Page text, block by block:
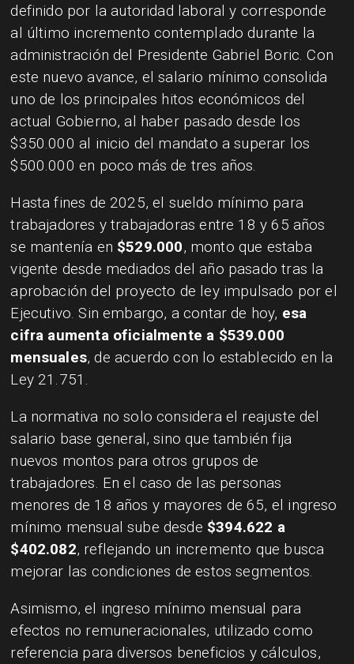
definido por la autoridad laboral y corresponde
al último incremento contemplado durante la
administración del Presidente Gabriel Boric. Con
este nuevo avance, el salario mínimo consolida
uno de los principales hitos económicos del
actual Gobierno, al haber pasado desde los
$350.000 al inicio del mandato a superar los
$500.000 en poco más de tres años.
Hasta fines de 2025, el sueldo mínimo para
trabajadores y trabajadoras entre 18 y 65 años
se mantenía en $529.000, monto que estaba
vigente desde mediados del año pasado tras la
aprobación del proyecto de ley impulsado por el
Ejecutivo. Sin embargo, a contar de hoy, esa
cifra aumenta oficialmente a $539.000
mensuales, de acuerdo con lo establecido en la
Ley 21.751.
La normativa no solo considera el reajuste del
salario base general, sino que también fija
nuevos montos para otros grupos de
trabajadores. En el caso de las personas
menores de 18 años y mayores de 65, el ingreso
mínimo mensual sube desde $394.622 a
$402.082, reflejando un incremento que busca
mejorar las condiciones de estos segmentos.
Asimismo, el ingreso mínimo mensual para
efectos no remuneracionales, utilizado como
referencia para diversos beneficios y cálculos,